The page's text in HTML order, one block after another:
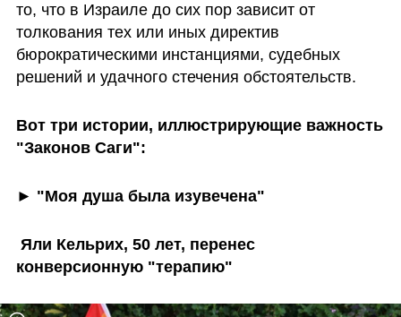
то, что в Израиле до сих пор зависит от
толкования тех или иных директив
бюрократическими инстанциями, судебных
решений и удачного стечения обстоятельств.
Вот три истории, иллюстрирующие важность
"Законов Саги":
► "Моя душа была изувечена"
конверсионную "терапию"